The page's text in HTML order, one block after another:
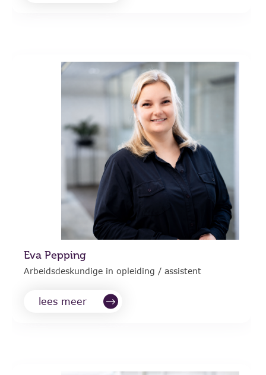
Eva Pepping
Arbeidsdeskundige in opleiding / assistent
lees meer